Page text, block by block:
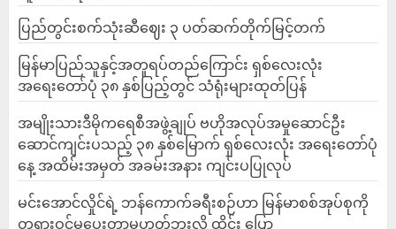
ပြည်တွင်းစက်သုံးဆီဈေး ၃ ပတ်ဆက်တိုက်မြင့်တက်
မြန်မာပြည်သူနှင့်အတူရပ်တည်ကြောင်း ရှစ်လေးလုံး
အရေးတော်ပုံ ၃၈ နှစ်ပြည့်တွင် သံရုံးများထုတ်ပြန်
အမျိုးသားဒီမိုကရေစီအဖွဲ့ချုပ် ဗဟိုအလုပ်အမှုဆောင်ဦး
ဆောင်ကျင်းပသည့် ၃၈ နှစ်မြောက် ရှစ်လေးလုံး အရေးတော်ပုံ
နေ့ အထိမ်းအမှတ် အခမ်းအနား ကျင်းပပြုလုပ်
မင်းအောင်လှိုင်ရဲ့ ဘန်ကောက်ခရီးစဉ်ဟာ မြန်မာစစ်အုပ်စုကို
တရားဝင်မှုပေးတာမဟုတ်ဘူးလို့ ထိုင်း ပြော